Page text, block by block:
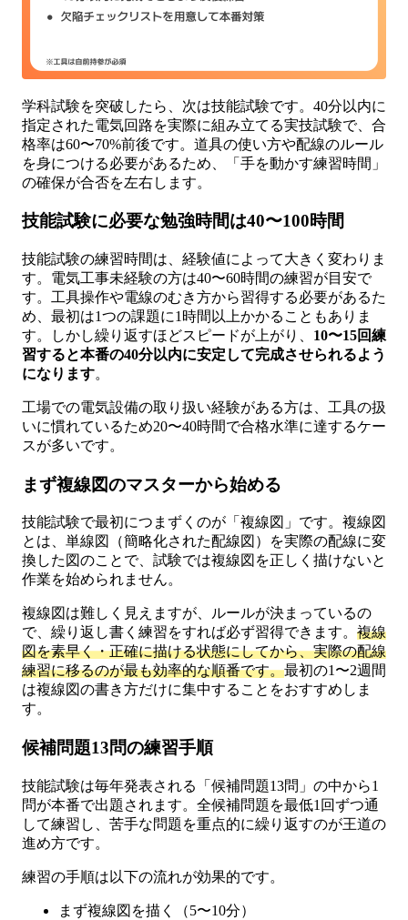
学科試験を突破したら、次は技能試験です。40分以内に
指定された電気回路を実際に組み立てる実技試験で、合
格率は60〜70%前後です。道具の使い方や配線のルール
を身につける必要があるため、「手を動かす練習時間」
の確保が合否を左右します。
技能試験に必要な勉強時間は40〜100時間
技能試験の練習時間は、経験値によって大きく変わりま
す。電気工事未経験の方は40〜60時間の練習が目安で
す。工具操作や電線のむき方から習得する必要があるた
め、最初は1つの課題に1時間以上かかることもありま
す。しかし繰り返すほどスピードが上がり、 10〜15回練
習すると本番の40分以内に安定して完成させられるよう
になります。
工場での電気設備の取り扱い経験がある方は、工具の扱
いに慣れているため20〜40時間で合格水準に達するケー
スが多いです。
まず複線図のマスターから始める
技能試験で最初につまずくのが「複線図」です。複線図
とは、単線図（簡略化された配線図）を実際の配線に変
換した図のことで、試験では複線図を正しく描けないと
作業を始められません。
複線図は難しく見えますが、ルールが決まっているの
で、繰り返し書く練習をすれば必ず習得できます。 複線
図を素早く・正確に描ける状態にしてから、実際の配線
練習に移るのが最も効率的な順番です。最初の1〜2週間
は複線図の書き方だけに集中することをおすすめしま
す。
候補問題13問の練習手順
技能試験は毎年発表される「候補問題13問」の中から1
問が本番で出題されます。全候補問題を最低1回ずつ通
して練習し、苦手な問題を重点的に繰り返すのが王道の
進め方です。
練習の手順は以下の流れが効果的です。
まず複線図を描く（5〜10分）